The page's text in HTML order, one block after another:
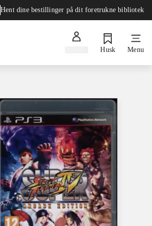
Hent dine bestillinger på dit foretrukne bibliotek
Husk Menu